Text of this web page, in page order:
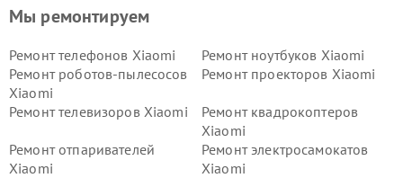
Мы ремонтируем
Ремонт телефонов Xiaomi
Ремонт ноутбуков Xiaomi
Ремонт роботов-пылесосов
Xiaomi
Ремонт проекторов Xiaomi
Ремонт телевизоров Xiaomi
Ремонт квадрокоптеров
Xiaomi
Ремонт отпаривателей
Xiaomi
Ремонт электросамокатов
Xiaomi